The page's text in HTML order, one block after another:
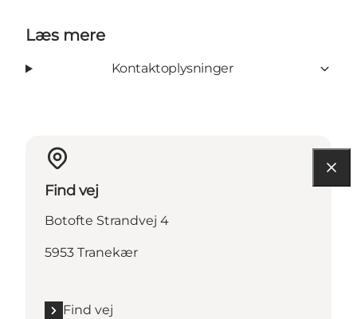
Læs mere
Kontaktoplysninger
Find vej
Botofte Strandvej 4
5953 Tranekær
Find vej